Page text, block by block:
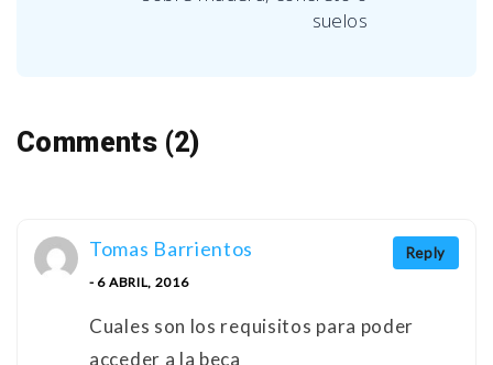
suelos
Comments (2)
Reply
Tomas Barrientos
- 6 ABRIL, 2016
Cuales son los requisitos para poder
acceder a la beca